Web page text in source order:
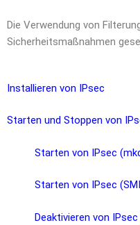
Die Verwendung von
Sicherheitsmaßnahmen
Installieren von IPsec
Starten und Stoppen von
Starten von IPsec
Starten von IPsec
Deaktivieren von